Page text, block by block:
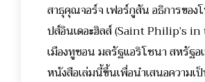
สาธุคุณจอร์จ เฟอร์กูสัน อธิการของ
ปส์อินเดอะฮิลส์ (Saint Philip’s
เมืองทูซอน มลรัฐแอริโซนา สหรัฐอ
หนังสือเล่มนี้ขึ้นเพื่อนำเสนอความเ